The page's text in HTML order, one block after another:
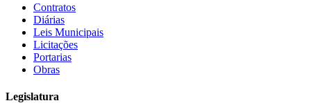
Contratos
Diárias
Leis Municipais
Licitações
Portarias
Obras
Legislatura